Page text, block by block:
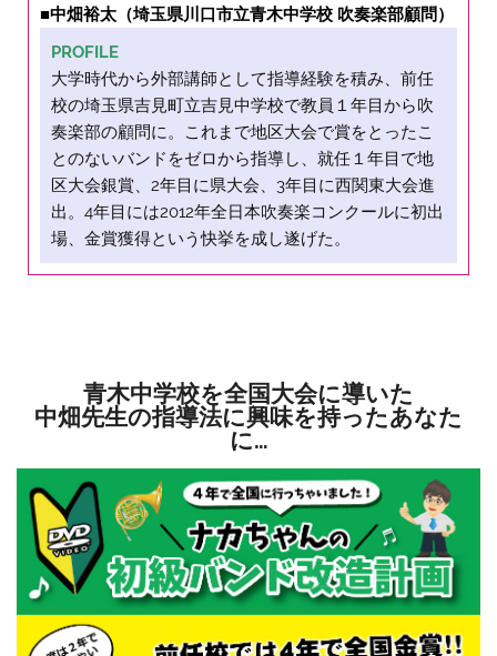
■中畑裕太（埼玉県川口市立青木中学校 吹奏楽部顧問）
PROFILE
大学時代から外部講師として指導経験を積み、前任
校の埼玉県吉見町立吉見中学校で教員１年目から吹
奏楽部の顧問に。これまで地区大会で賞をとったこ
とのないバンドをゼロから指導し、就任１年目で地
区大会銀賞、2年目に県大会、3年目に西関東大会進
出。4年目には2012年全日本吹奏楽コンクールに初出
場、金賞獲得という快挙を成し遂げた。
青木中学校を全国大会に導いた
中畑先生の指導法に興味を持ったあなた
に…